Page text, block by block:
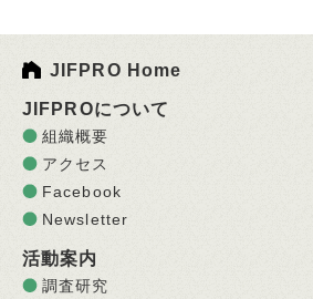
JIFPRO Home
JIFPROについて
組織概要
アクセス
Facebook
Newsletter
活動案内
調査研究